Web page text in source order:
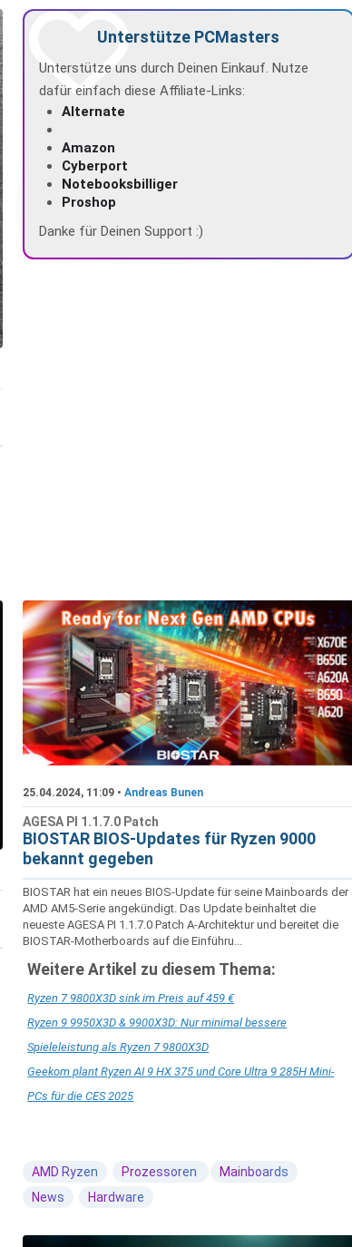
Unterstütze PCMasters
Unterstütze uns durch Deinen Einkauf. Nutze
dafür einfach diese Affiliate-Links:
Alternate
Amazon
Cyberport
Notebooksbilliger
Proshop
Danke für Deinen Support :)
25.04.2024, 11:09 •Andreas Bunen
AGESA PI 1.1.7.0 Patch
BIOSTAR BIOS-Updates für Ryzen 9000
bekannt gegeben
BIOSTAR hat ein neues BIOS-Update für seine Mainboards der
AMD AM5-Serie angekündigt. Das Update beinhaltet die
neueste AGESA PI 1.1.7.0 Patch A-Architektur und bereitet die
BIOSTAR-Motherboards auf die Einführu...
Weitere Artikel zu diesem Thema:
Ryzen 7 9800X3D sink im Preis auf 459 €
Ryzen 9 9950X3D & 9900X3D: Nur minimal bessere
Spieleleistung als Ryzen 7 9800X3D
Geekom plant Ryzen AI 9 HX 375 und Core Ultra 9 285H Mini-
PCs für die CES 2025
AMD Ryzen Prozessoren
Mainboards
News
Hardware